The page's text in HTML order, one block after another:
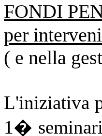
FONDI
per
( e nella
L'iniziativa
1�